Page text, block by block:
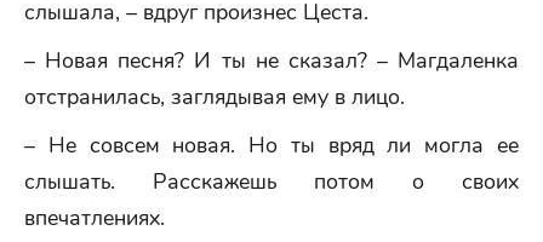
слышала, – вдруг произнес Цеста.
– Новая песня? И ты не сказал? – Магдаленка
отстранилась, заглядывая ему в лицо.
– Не совсем новая. Но ты вряд ли могла ее
слышать. Расскажешь потом о своих
впечатлениях.